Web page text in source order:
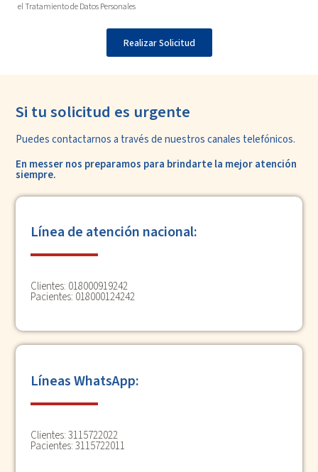
el Tratamiento de Datos Personales
Realizar Solicitud
Si tu solicitud es urgente
Puedes contactarnos a través de nuestroscanales telefónicos.
En messer nos preparamos para brindarte la mejor atención
siempre.
Línea de atención nacional:
Clientes: 018000919242
Pacientes: 018000124242
Líneas WhatsApp:
Clientes:3115722022
Pacientes:3115722011